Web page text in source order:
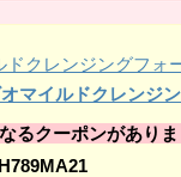
マイルドクレンジ
るクーポンがありま
H789MA21